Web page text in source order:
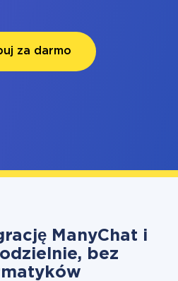
za darmo
ManyChat i
bez